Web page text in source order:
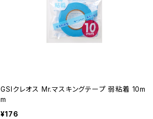
GSIクレオス Mr.マスキングテープ 弱粘着 10m
m
¥176